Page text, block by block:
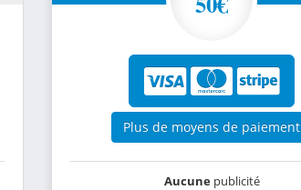
Plus de moyens de paiement
Aucunepublicité